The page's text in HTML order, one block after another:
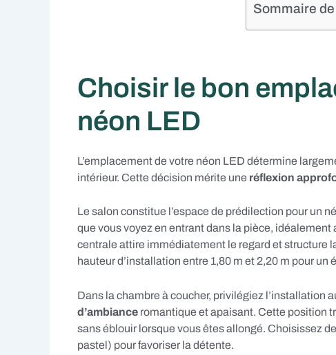
Sommaire
Choisir le bon
néon LED
L’emplacement de votre néon LED détermine
intérieur. Cette décision mérite une réflexion
Le salon constitue l’espace de prédilection pour un
que vous voyez en entrant dans la pièce,
centrale attire immédiatement le regard et structure
hauteur d’installation entre 1,80 m et 2,20 m pour un
Dans la chambre à coucher, privilégiez l’installation
d’ambiance romantique et apaisant. Cette position
sans éblouir lorsque vous êtes allongé. Choisissez
pastel) pour favoriser la détente.